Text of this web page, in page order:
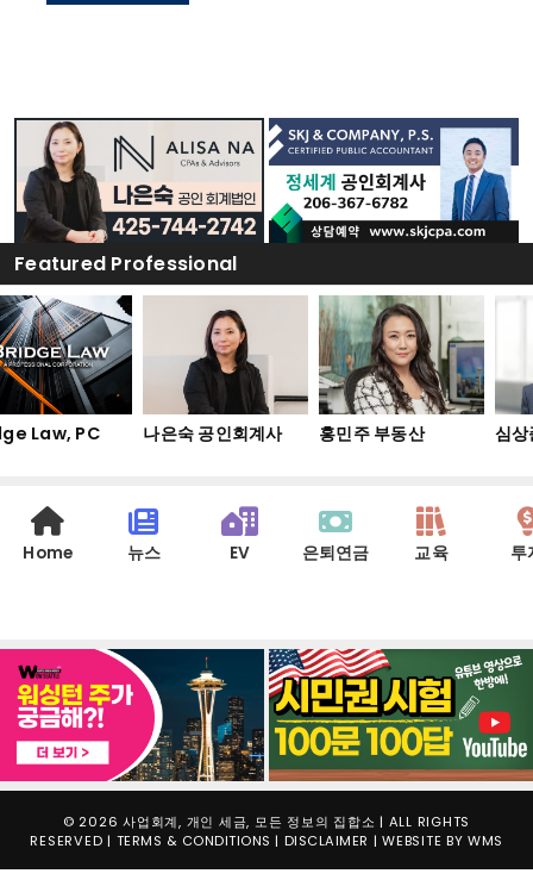
Featured Professional
Law, PC 나은숙 공인회계사 홍민주 부동산 심상
Home 뉴스 EV 은퇴연금 교육 투
© 2026 사업회계, 개인 세금, 모든 정보의 집합소 | ALL RIGHTS
RESERVED | TERMS & CONDITIONS | DISCLAIMER | WEBSITE BYWMS